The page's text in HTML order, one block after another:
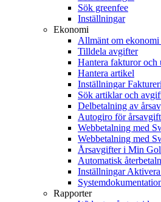
Sök greenfee
Inställningar
Ekonomi
Allmänt om
Tilldela avgifter
Hantera fakturor och
Hantera artikel
Inställningar
Sök artiklar och
Delbetalning av
Autogiro för
Webbetalning med
Webbetalning med
Årsavgifter i Min
Automatisk
Inställningar
Rapporter